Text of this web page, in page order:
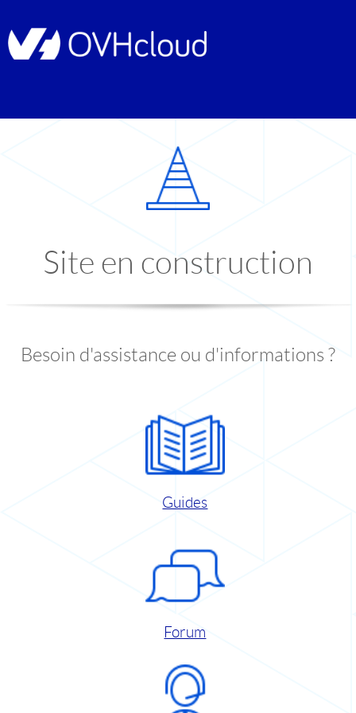
Site en construction
Besoin d'assistance ou d'informations ?
Guides
Forum